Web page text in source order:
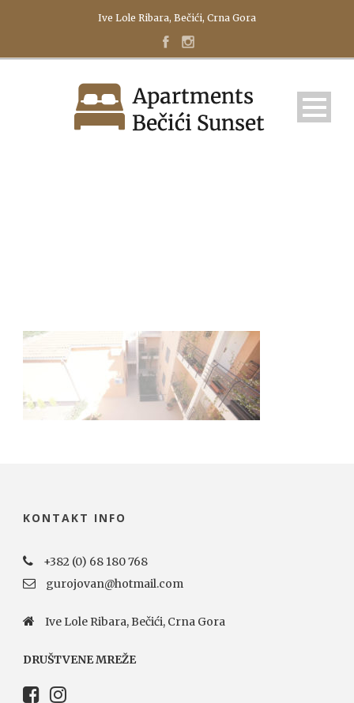
Ive Lole Ribara, Bečići, Crna Gora
KONTAKT INFO
+382 (0) 68 180 768
gurojovan@hotmail.com
Ive Lole Ribara, Bečići, Crna Gora
DRUŠTVENE MREŽE